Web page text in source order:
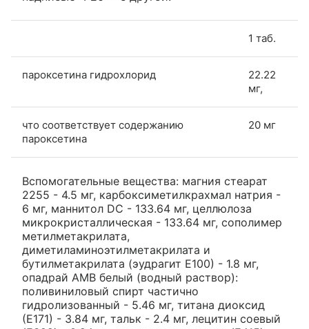
1 таб.
пароксетина гидрохлорид
22.22
мг,
что соответствует содержанию
пароксетина
20 мг
Вспомогательные вещества: магния стеарат
2255 - 4.5 мг, карбоксиметилкрахмал натрия -
6 мг, маннитол DC - 133.64 мг, целлюлоза
микрокристаллическая - 133.64 мг, сополимер
метилметакрилата,
диметиламиноэтилметакрилата и
бутилметакрилата (эудрагит Е100) - 1.8 мг,
опадрай АМВ белый (водный раствор):
поливиниловый спирт частично
гидролизованный - 5.46 мг, титана диоксид
(Е171) - 3.84 мг, тальк - 2.4 мг, лецитин соевый